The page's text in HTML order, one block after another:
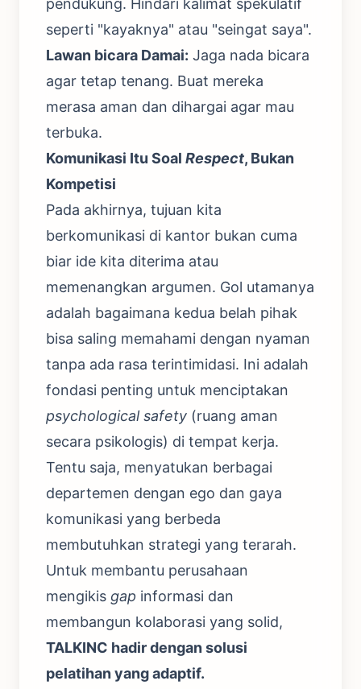
pendukung. Hindari kalimat spekulatif
seperti "kayaknya" atau "seingat saya".
Lawan bicara Damai: Jaga nada bicara
agar tetap tenang. Buat mereka
merasa aman dan dihargai agar mau
terbuka.
Komunikasi Itu Soal Respect, Bukan
Kompetisi
Pada akhirnya, tujuan kita
berkomunikasi di kantor bukan cuma
biar ide kita diterima atau
memenangkan argumen. Gol utamanya
adalah bagaimana kedua belah pihak
bisa saling memahami dengan nyaman
tanpa ada rasa terintimidasi. Ini adalah
fondasi penting untuk menciptakan
psychological safety (ruang aman
secara psikologis) di tempat kerja.
Tentu saja, menyatukan berbagai
departemen dengan ego dan gaya
komunikasi yang berbeda
membutuhkan strategi yang terarah.
Untuk membantu perusahaan
mengikis gap informasi dan
membangun kolaborasi yang solid,
TALKINC hadir dengan solusi
pelatihan yang adaptif.